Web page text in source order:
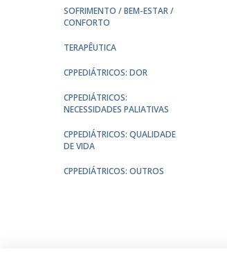
SOFRIMENTO / BEM-ESTAR /
CONFORTO
TERAPÊUTICA
CPPEDIÁTRICOS: DOR
CPPEDIÁTRICOS:
NECESSIDADES PALIATIVAS
CPPEDIÁTRICOS: QUALIDADE
DE VIDA
CPPEDIÁTRICOS: OUTROS